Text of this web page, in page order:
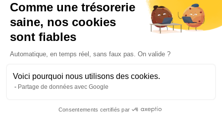
Comme une trésorerie
saine, nos cookies
sont fiables
Automatique, en temps réel, sans faux pas. On valide ?
Voici pourquoi nous utilisons des cookies.
Partage de données avec Google
Consentements certifiés par
Políticas
Términos y condiciones
Mentions légales
Galletas
Política de privacidad
© 2025